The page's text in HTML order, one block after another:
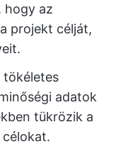
hogy az
projekt célját,
tökéletes
adatok
tükrözik a